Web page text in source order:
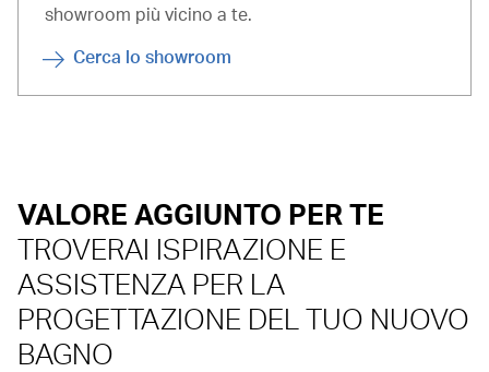
showroom più vicino a te.
Cerca lo showroom
VALORE AGGIUNTO PER TE
TROVERAI ISPIRAZIONE E
ASSISTENZA PER LA
PROGETTAZIONE DEL TUO NUOVO
BAGNO